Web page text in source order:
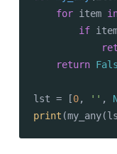
for item
if
return
lst = [0, '' ,
print